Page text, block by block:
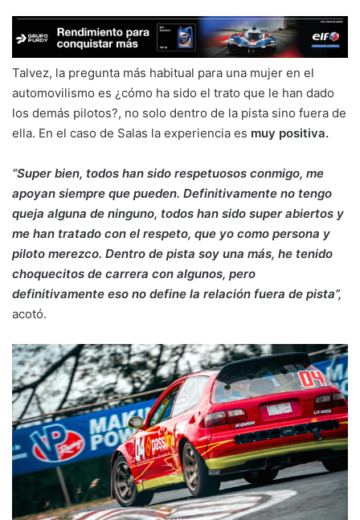
Talvez, la pregunta más habitual para una mujer en el
automovilismo es ¿cómo ha sido el trato que le han dado
los demás pilotos?, no solo dentro de la pista sino fuera de
ella. En el caso de Salas la experiencia es muy positiva.
“Super bien, todos han sido respetuosos conmigo, me
apoyan siempre que pueden. Definitivamente no tengo
queja alguna de ninguno, todos han sido super abiertos y
me han tratado con el respeto, que yo como persona y
piloto merezco. Dentro de pista soy una más, he tenido
choquecitos de carrera con algunos, pero
definitivamente eso no define la relación fuera de pista”,
acotó.